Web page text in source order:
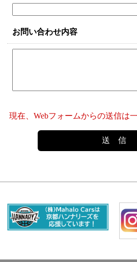
お問い合わせ内容
現在、Webフォームからの送信は